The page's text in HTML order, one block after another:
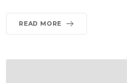
READ MORE